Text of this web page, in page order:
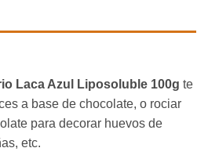
Laca Azul Liposoluble 100g te
a base de chocolate, o rociar
para decorar huevos de
etc.